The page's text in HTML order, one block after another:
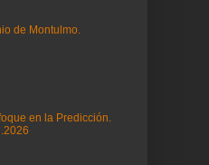
de Montulmo.
en la Predicción.